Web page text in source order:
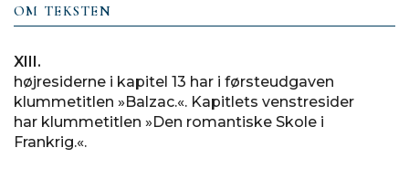
OM TEKSTEN
XIII.
højresiderne i kapitel 13 har i førsteudgaven
klummetitlen »Balzac.«. Kapitlets venstresider
har klummetitlen »Den romantiske Skole i
Frankrig.«.